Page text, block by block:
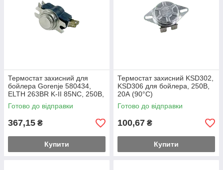
Термостат захисний для
бойлера Gorenje 580434,
ELTH 263BR K-II 85NC, 250В,
16A (85°С)
Готово до відправки
367,15 ₴
Купити
Термостат захисний KSD302,
KSD306 для бойлера, 250В,
20А (90°C)
Готово до відправки
100,67 ₴
Купити